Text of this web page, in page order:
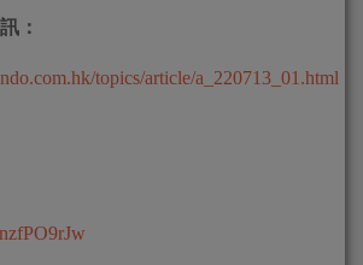
：
topics/article/a_220713_01.html